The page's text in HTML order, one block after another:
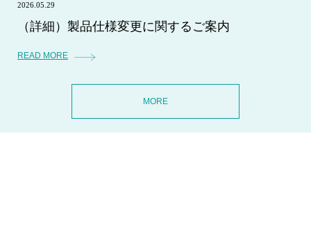
2026.05.29
（詳細）製品仕様変更に関するご案内
READ MORE
MORE